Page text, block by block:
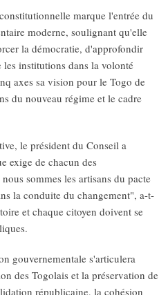
marque l'entrée du
moderne, soulignant qu'elle
la démocratie, d'approfondir
institutions dans la volonté
axes sa vision pour le Togo de
du nouveau régime et le cadre
le président du Conseil a
exige de chacun des
sommes les artisans du pacte
la conduite du changement", a-t-
et chaque citoyen doivent se
gouvernementale s'articulera
des Togolais et la préservation de
républicaine, la cohésion